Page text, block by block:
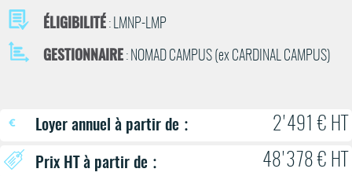
ÉLIGIBILITÉ : LMNP-LMP
GESTIONNAIRE : NOMAD CAMPUS (ex CARDINAL CAMPUS)
Loyer annuel à partir de : 2'491 € HT
Prix HT à partir de : 48'378 € HT